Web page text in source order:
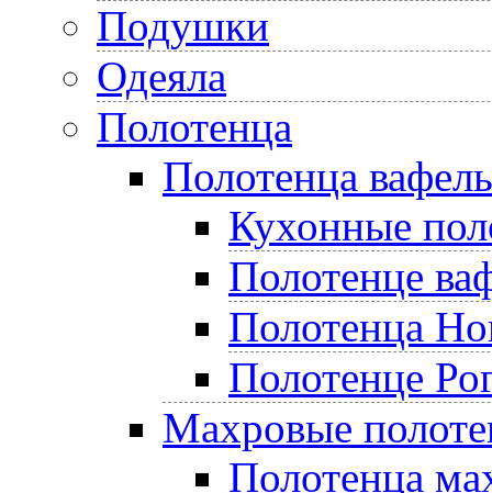
Подушки
Одеяла
Полотенца
Полотенца
Кухонные
Полотенце
Полотенца
Полотенце
Махровые
Полотенца